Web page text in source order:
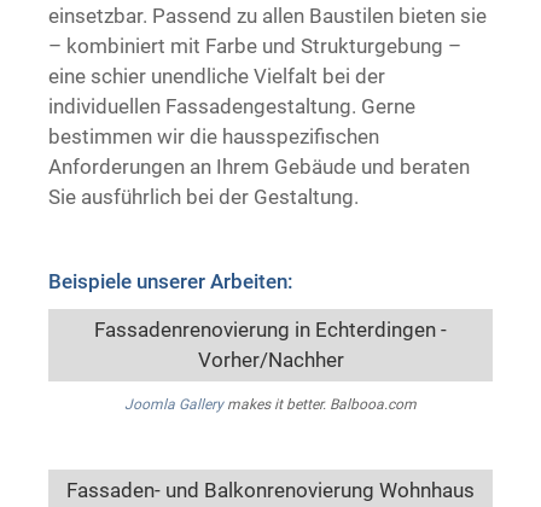
einsetzbar. Passend zu allen Baustilen bieten sie
– kombiniert mit Farbe und Strukturgebung –
eine schier unendliche Vielfalt bei der
individuellen Fassadengestaltung. Gerne
bestimmen wir die hausspezifischen
Anforderungen an Ihrem Gebäude und beraten
Sie ausführlich bei der Gestaltung.
Beispiele unserer Arbeiten:
Fassadenrenovierung in Echterdingen -
Vorher/Nachher
Joomla Gallerymakes it better. Balbooa.com
Fassaden- und Balkonrenovierung Wohnhaus